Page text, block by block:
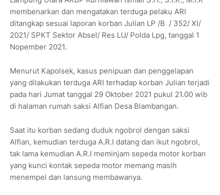
membenarkan dan mengatakan terduga pelaku ARI
ditangkap sesuai laporan korban Julian LP /B / 352/ XI/
2021/ SPKT Sektor Absel/ Res LU/ Polda Lpg, tanggal 1
Nopember 2021.
Menurut Kapolsek, kasus penipuan dan penggelapan
yang dilakukan terduga ARI terhadap korban Julian terjadi
pada hari Jumat tanggal 29 Oktober 2021 pukul 21.00 wib
di halaman rumah saksi Alfian Desa Blambangan.
Saat itu korban sedang duduk ngobrol dengan saksi
Alfian, kemudian terduga A.R.I datang dan ikut ngobrol,
tak lama kemudian A.R.I meminjam sepeda motor korban
yang kunci kontak sepeda motor memang masih
menempel dan lansung membawanya.